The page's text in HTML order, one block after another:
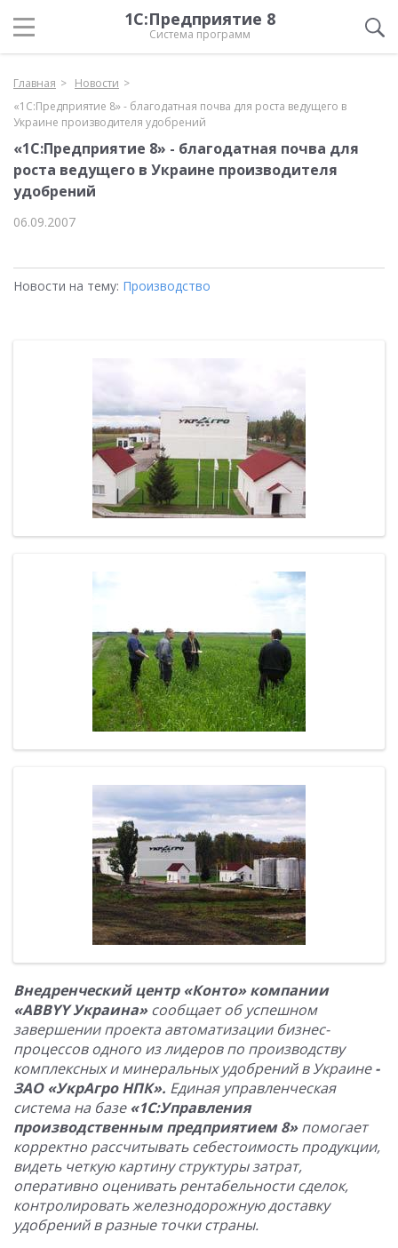
1С:Предприятие 8
Система программ
Главная
Новости
«1С:Предприятие 8» - благодатная почва для роста ведущего в
Украине производителя удобрений
«1С:Предприятие 8» - благодатная почва для
роста ведущего в Украине производителя
удобрений
06.09.2007
Новости на тему: Производство
Внедренческий центр «Конто» компании
«ABBYYУкраина»сообщает об успешном
завершении проекта автоматизации бизнес-
процессов одного из лидеров по производству
комплексных и минеральных удобрений в Украине-
ЗАО «УкрАгро НПК». Единая управленческая
система на базе «1С:Управления
производственным предприятием 8» помогает
корректно рассчитывать себестоимость продукции,
видеть четкую картину структуры затрат,
оперативно оценивать рентабельности сделок,
контролировать железнодорожную доставку
удобрений в разные точки страны.